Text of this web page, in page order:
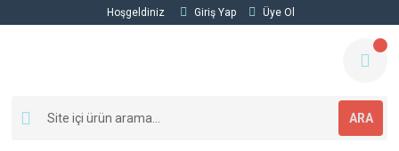
Hoşgeldiniz Giriş Yap Üye Ol
ARA